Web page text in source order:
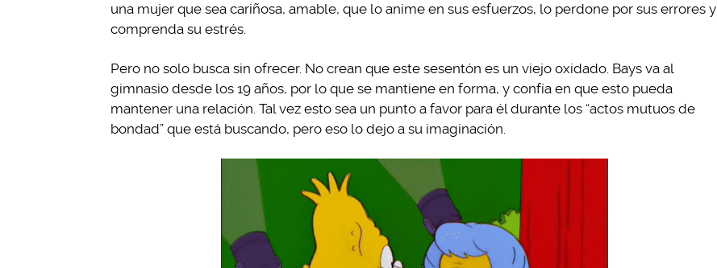
una mujer que sea cariñosa, amable, que lo anime en sus esfuerzos, lo perdone por sus errores y
comprenda su estrés.
Pero no solo busca sin ofrecer. No crean que este sesentón es un viejo oxidado. Bays va al
gimnasio desde los 19 años, por lo que se mantiene en forma, y confía en que esto pueda
mantener una relación. Tal vez esto sea un punto a favor para él durante los “actos mutuos de
bondad” que está buscando, pero eso lo dejo a su imaginación.